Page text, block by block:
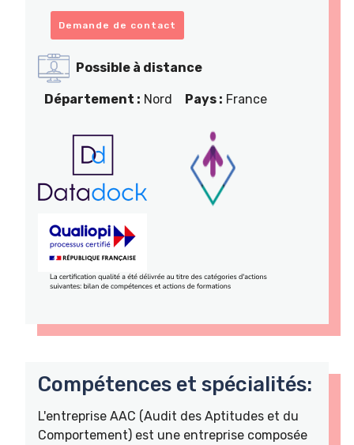
Demande de contact
Possible à distance
Département : Nord Pays : France
Compétences et spécialités:
L'entreprise AAC (Audit des Aptitudes et du
Comportement) est une entreprise composée